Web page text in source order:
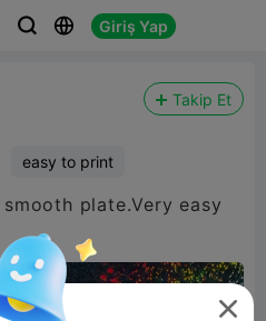
  Giriş Yap
Takip Et
easy to print
plate.Very easy
